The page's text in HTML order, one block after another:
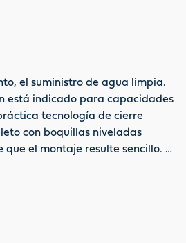
el suministro de agua limpia.
está indicado para capacidades
tecnología de cierre
con boquillas niveladas
el montaje resulte sencillo. El